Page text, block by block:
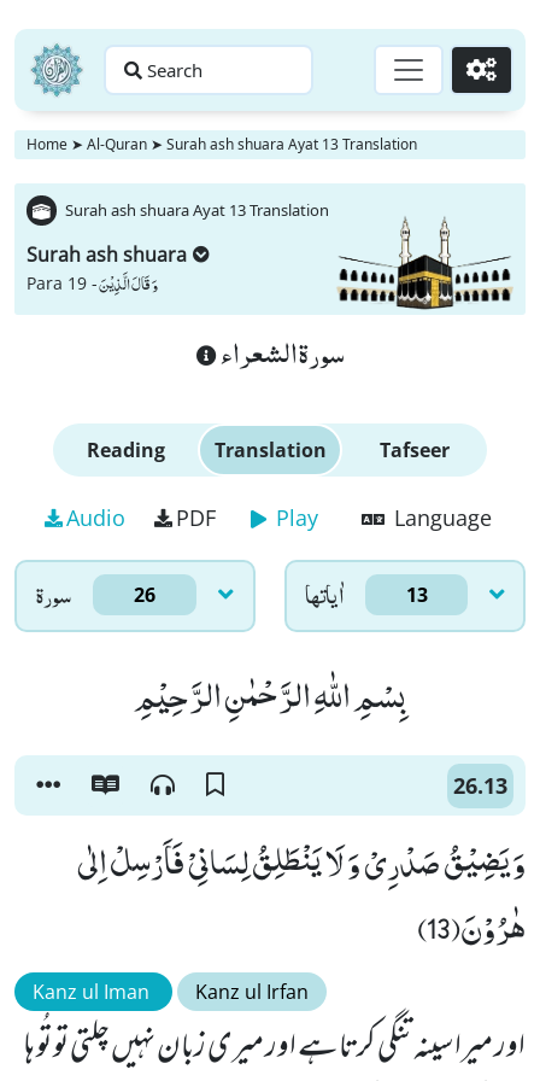
Search Go
Home ➤ Al-Quran ➤ Surah ash shuara Ayat 13 Translation
Surah ash shuara Ayat 13 Translation
Surah ash shuara
Para 19 -وَ قَالَ الَّذِیْنَ
سورة الشعراء
Reading Translation Tafseer
Audio PDF Play Language
سورۃ 26 اٰياتها 13
بِسْمِ اللّٰهِ الرَّحْمٰنِ الرَّحِیْمِ
26.13
وَ یَضِیْقُ صَدْرِیْ وَ لَا یَنْطَلِقُ لِسَانِیْ فَاَرْسِلْ اِلٰى
هٰرُوْنَ(13)
Kanz ul Iman Kanz ul Irfan
اور میرا سینہ تنگی کرتا ہے اور میری زبان نہیں چلتی تو تُو ہا